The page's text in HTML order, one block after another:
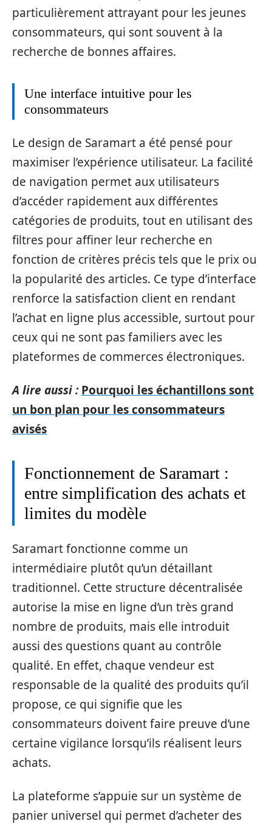
particulièrement attrayant pour les jeunes
consommateurs, qui sont souvent à la
recherche de bonnes affaires.
Une interface intuitive pour les
consommateurs
Le design de Saramart a été pensé pour
maximiser l’expérience utilisateur. La facilité
de navigation permet aux utilisateurs
d’accéder rapidement aux différentes
catégories de produits, tout en utilisant des
filtres pour affiner leur recherche en
fonction de critères précis tels que le prix ou
la popularité des articles. Ce type d’interface
renforce la satisfaction client en rendant
l’achat en ligne plus accessible, surtout pour
ceux qui ne sont pas familiers avec les
plateformes de commerces électroniques.
A lire aussi : Pourquoi les échantillons sont
un bon plan pour les consommateurs
avisés
Fonctionnement de Saramart :
entre simplification des achats et
limites du modèle
Saramart fonctionne comme un
intermédiaire plutôt qu’un détaillant
traditionnel. Cette structure décentralisée
autorise la mise en ligne d’un très grand
nombre de produits, mais elle introduit
aussi des questions quant au contrôle
qualité. En effet, chaque vendeur est
responsable de la qualité des produits qu’il
propose, ce qui signifie que les
consommateurs doivent faire preuve d’une
certaine vigilance lorsqu’ils réalisent leurs
achats.
La plateforme s’appuie sur un système de
panier universel qui permet d’acheter des